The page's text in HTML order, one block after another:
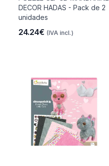
DECOR HADAS - Pack de 2
unidades
24.24€ (IVA incl.)